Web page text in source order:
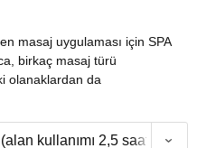
masaj uygulaması için SPA
birkaç masaj türü
olanaklardan da
kullanımı 2,5 saat)